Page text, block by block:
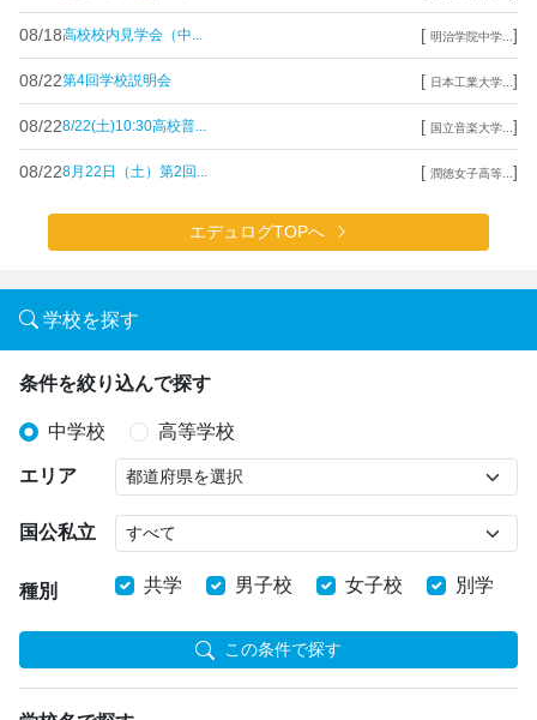
08/18高校校内見学会（中... [ 明治学院中学... ]
08/22第4回学校説明会 [ 日本工業大学... ]
08/228/22(土)10:30高校普... [ 国立音楽大学... ]
08/228月22日（土）第2回... [ 潤徳女子高等... ]
エデュログTOPへ
学校を探す
条件を絞り込んで探す
中学校 高等学校
エリア
国公私立
種別 共学 男子校 女子校 別学
この条件で探す